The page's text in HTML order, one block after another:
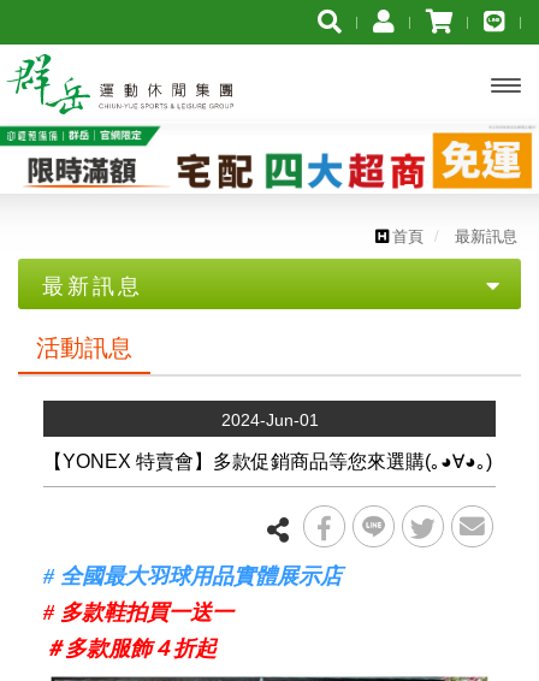
主選
首頁 最新訊息
最新訊息
活動訊息
媒體報導
活動訊息
【YONEX 特賣會】多款促銷商品等您來選購(｡◕∀◕｡)
2024-Jun-01
# 全國最大羽球用品實體展示店
# 多款鞋拍買一送一
＃多款服飾４折起